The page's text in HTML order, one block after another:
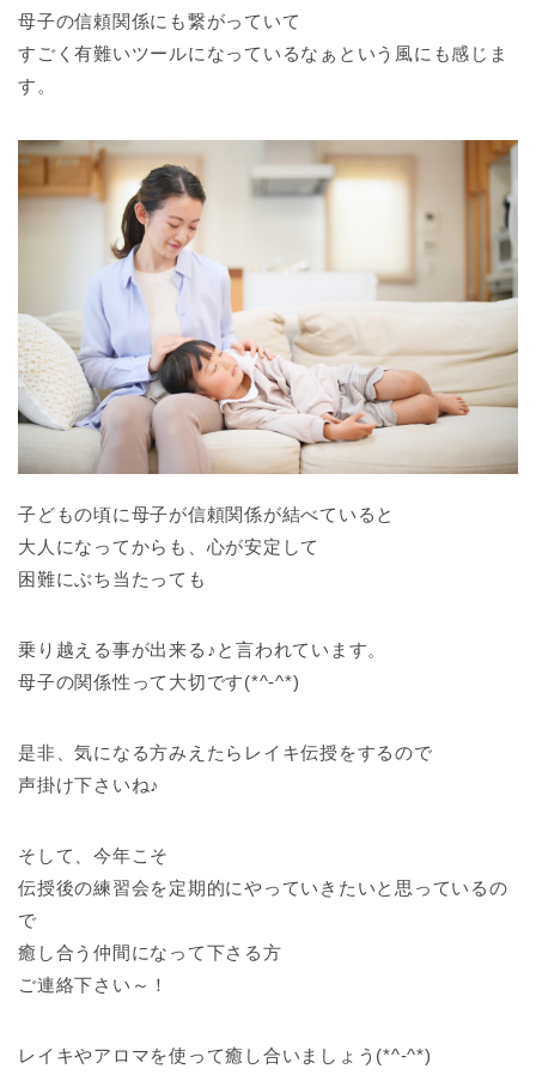
母子の信頼関係にも繋がっていて
すごく有難いツールになっているなぁという風にも感じま
す。
子どもの頃に母子が信頼関係が結べていると
大人になってからも、心が安定して
困難にぶち当たっても
乗り越える事が出来る♪と言われています。
母子の関係性って大切です(*^-^*)
是非、気になる方みえたらレイキ伝授をするので
声掛け下さいね♪
そして、今年こそ
伝授後の練習会を定期的にやっていきたいと思っているの
で
癒し合う仲間になって下さる方
ご連絡下さい～！
レイキやアロマを使って癒し合いましょう(*^-^*)